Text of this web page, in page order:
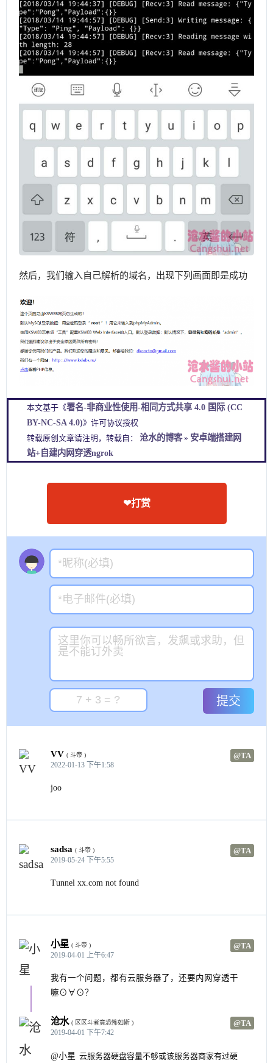
然后，我们输入自己解析的域名，出现下列画面即是成功
本文基于《署名-非商业性使用-相同方式共享 4.0 国际 (CC
BY-NC-SA 4.0)》许可协议授权
转载原创文章请注明，转载自： 沧水的博客» 安卓端搭建网
站+自建内网穿透ngrok
❤打赏
提交
VV @TA
( 斗帝 )
2022-01-13 下午1:58
joo
sadsa @TA
( 斗帝 )
2019-05-24 下午5:55
Tunnel xx.com not found
小星 @TA
( 斗帝 )
2019-04-01 上午6:47
我有一个问题，都有云服务器了，还要内网穿透干
嘛⊙∀⊙？
沧水 @TA
( 区区斗者竟恐怖如斯 )
2019-04-01 下午7:42
@小星 云服务器硬盘容量不够或该服务器商家有过硬